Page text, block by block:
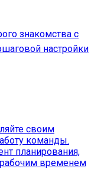
знакомства с
настройки
своим
команды.
планирования,
временем